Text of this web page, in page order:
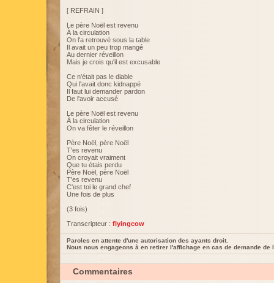
[ REFRAIN ]
Le père Noël est revenu
À la circulation
On l'a retrouvé sous la table
Il avait un peu trop mangé
Au dernier réveillon
Mais je crois qu'il est excusable
Ce n'était pas le diable
Qui l'avait donc kidnappé
Il faut lui demander pardon
De l'avoir accusé
Le père Noël est revenu
À la circulation
On va fêter le réveillon
Père Noël, père Noël
T'es revenu
On croyait vraiment
Que tu étais perdu
Père Noël, père Noël
T'es revenu
C'est toi le grand chef
Une fois de plus
(3 fois)
Transcripteur : flyingcow
Paroles en attente d'une autorisation des ayants droit.
Nous nous engageons à en retirer l'affichage en cas de demande de
Commentaires